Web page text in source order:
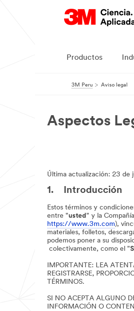
Productos
3M Peru Aviso legal
Aspectos
Última actualización: 23 de
1. Introducción
Estos términos y
entre "usted " y la
https://www.3m.com),
materiales, folletos,
podemos poner a su
colectivamente, como el "
IMPORTANTE: LEA
REGISTRARSE,
TÉRMINOS.
SI NO ACEPTA ALGUNO
INFORMACIÓN O